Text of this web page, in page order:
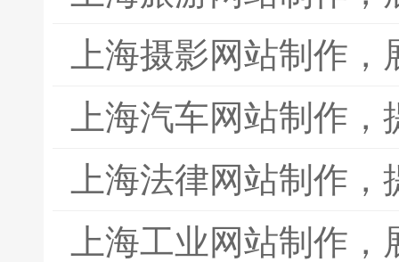
上海摄影网站制作
上海汽车网站制作
上海法律网站制作
上海工业网站制作